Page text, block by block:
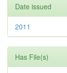
Date issued
2011
Has File(s)